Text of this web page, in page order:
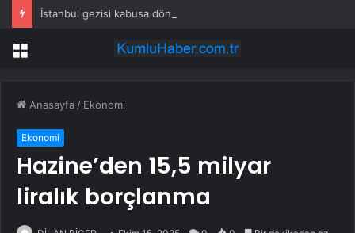
Menü
Anasayfa / Ekonomi
Ekonomi
Hazine’den 15,5 milyar
liralık borçlanma